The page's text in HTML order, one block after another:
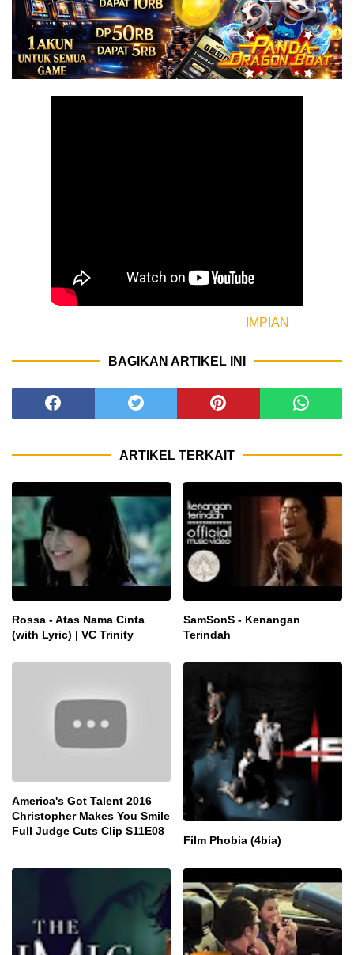
IMPIAN
BAGIKAN ARTIKEL INI
ARTIKEL TERKAIT
Rossa - Atas Nama Cinta
(with Lyric) | VC Trinity
SamSonS - Kenangan
Terindah
America's Got Talent 2016
Christopher Makes You Smile
Full Judge Cuts Clip S11E08
Film Phobia (4bia)